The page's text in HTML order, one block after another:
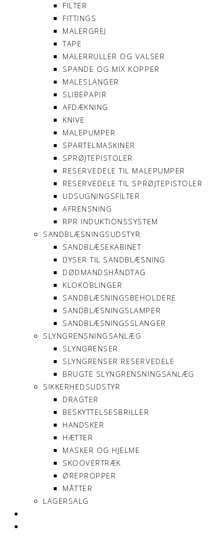
FILTER
FITTINGS
MALERGREJ
TAPE
MALERRULLER OG VALSER
SPANDE OG MIX KOPPER
MALESLANGER
SLIBEPAPIR
AFDÆKNING
KNIVE
MALEPUMPER
SPARTELMASKINER
SPRØJTEPISTOLER
RESERVEDELE TIL MALEPUMPER
RESERVEDELE TIL SPRØJTEPISTOLER
UDSUGNINGSFILTER
AFRENSNING
RPR INDUKTIONSSYSTEM
SANDBLÆSNINGSUDSTYR
SANDBLÆSEKABINET
DYSER TIL SANDBLÆSNING
DØDMANDSHÅNDTAG
KLOKOBLINGER
SANDBLÆSNINGSBEHOLDERE
SANDBLÆSNINGSLAMPER
SANDBLÆSNINGSSLANGER
SLYNGRENSNINGSANLÆG
SLYNGRENSER
SLYNGRENSER RESERVEDELE
BRUGTE SLYNGRENSNINGSANLÆG
SIKKERHEDSUDSTYR
DRAGTER
BESKYTTELSESBRILLER
HANDSKER
HÆTTER
MASKER OG HJELME
SKOOVERTRÆK
ØREPROPPER
MÅTTER
LAGERSALG